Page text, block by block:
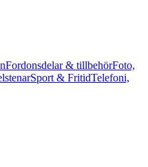
Fordonsdelar & tillbehörFoto,
Sport & FritidTelefoni,